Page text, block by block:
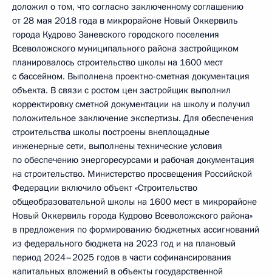
доложил о том, что согласно заключенному соглашению
от 28 мая 2018 года в микрорайоне Новый Оккервиль
города Кудрово Заневского городского поселения
Всеволожского муниципального района застройщиком
планировалось строительство школы на 1600 мест
с бассейном. Выполнена проектно-сметная документация
объекта. В связи с ростом цен застройщик выполнил
корректировку сметной документации на школу и получил
положительное заключение экспертизы. Для обеспечения
строительства школы построены внеплощадные
инженерные сети, выполнены технические условия
по обеспечению энергоресурсами и рабочая документация
на строительство. Министерство просвещения Российской
Федерации включило объект «Строительство
общеобразовательной школы на 1600 мест в микрорайоне
Новый Оккервиль города Кудрово Всеволожского района»
в предложения по формированию бюджетных ассигнований
из федерального бюджета на 2023 год и на плановый
период 2024–2025 годов в части софинансирования
капитальных вложений в объекты государственной